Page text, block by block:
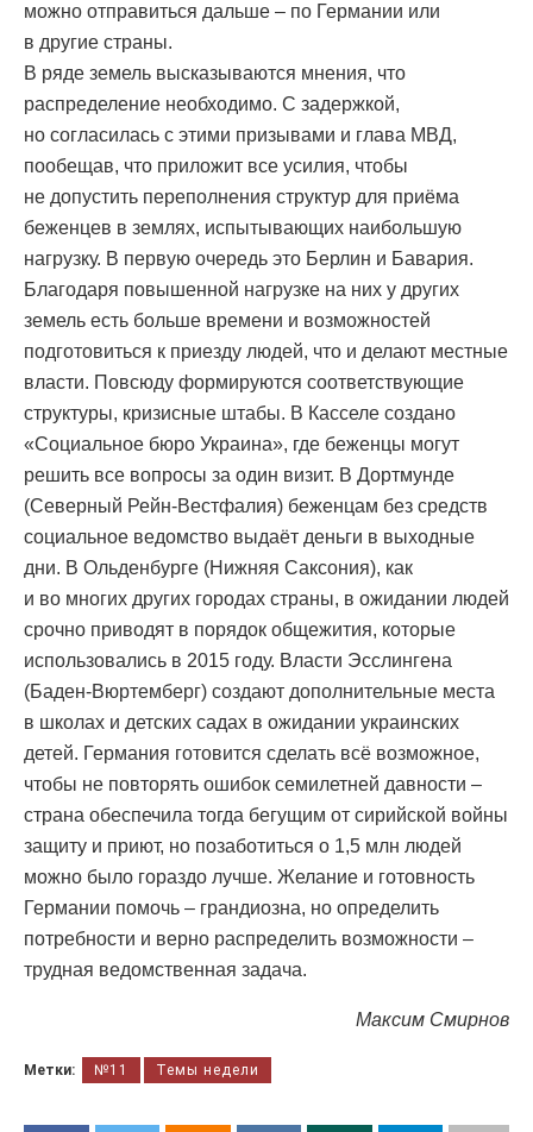
можно отправиться дальше – по Германии или
в другие страны.
В ряде земель высказываются мнения, что
распределение необходимо. С задержкой,
но согласилась с этими призывами и глава МВД,
пообещав, что приложит все усилия, чтобы
не допустить переполнения структур для приёма
беженцев в землях, испытывающих наибольшую
нагрузку. В первую очередь это Берлин и Бавария.
Благодаря повышенной нагрузке на них у других
земель есть больше времени и возможностей
подготовиться к приезду людей, что и делают местные
власти. Повсюду формируются соответствующие
структуры, кризисные штабы. В Касселе создано
«Социальное бюро Украина», где беженцы могут
решить все вопросы за один визит. В Дортмунде
(Северный Рейн-Вестфалия) беженцам без средств
социальное ведомство выдаёт деньги в выходные
дни. В Ольденбурге (Нижняя Саксония), как
и во многих других городах страны, в ожидании людей
срочно приводят в порядок общежития, которые
использовались в 2015 году. Власти Эсслингена
(Баден-Вюртемберг) создают дополнительные места
в школах и детских садах в ожидании украинских
детей. Германия готовится сделать всё возможное,
чтобы не повторять ошибок семилетней давности –
страна обеспечила тогда бегущим от сирийской войны
защиту и приют, но позаботиться о 1,5 млн людей
можно было гораздо лучше. Желание и готовность
Германии помочь – грандиозна, но определить
потребности и верно распределить возможности –
трудная ведомственная задача.
Максим Смирнов
Метки: №11 Темы недели